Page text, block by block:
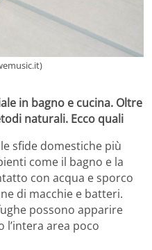
in bagno e cucina. Oltre
naturali. Ecco quali
sfide domestiche più
come il bagno e la
con acqua e sporco
di macchie e batteri.
possono apparire
l’intera area poco